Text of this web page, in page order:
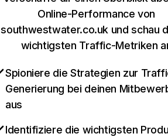
Online-Performance von
southwestwater.co.uk und schau
wichtigsten Traffic-Metriken
Spioniere die Strategien zur
Generierung bei deinen
aus
Identifiziere die wichtigsten